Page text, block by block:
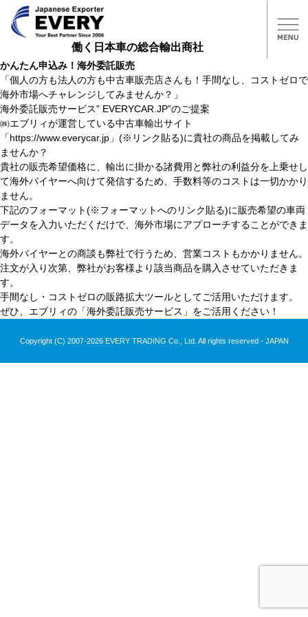
働く日本車の総合輸出商社
かんたん申込み！海外委託販売
「個人の方も法人の方も中古車販売店さんも！手間なし、コストゼロで
海外市場へチャレンジしてみませんか？」
海外委託販売サービス” EVERYCAR.JP”のご提案
㈱エブリィが運営している中古車輸出サイト
「https://www.everycar.jp」(※リンク貼る)に貴社の商品を掲載してみ
ませんか？
貴社の販売希望価格に、輸出に掛かる諸費用と弊社の利益分を上乗せし
て海外バイヤーへ向けて発信するため、手数料等のコストは一切かかり
ません。
下記のフォーマット(※フォーマットへのリンク貼る)に販売希望の車両
データを入力いただくだけで、海外市場にアプローチすることができま
す。
海外バイヤーとの商談も弊社で行うため、営業コストもかかりません。
注文が入り次第、弊社がお客様より該当商品を購入させていただきま
す。
手間なし・コストゼロの販路拡大ツールとしてご活用いただけます。
ぜひ、エブリィの「海外委託販売サービス」をご活用ください！
Copyright (C) 2007-2026 EVERY TRADING Co., Ltd. All rights reserved - JAPAN